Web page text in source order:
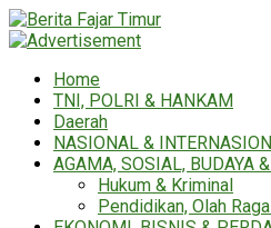
Home
TNI, POLRI & HANKAM
Daerah
NASIONAL &
AGAMA, SOSIAL, BUDAYA
Hukum & Kriminal
Pendidikan, Olah